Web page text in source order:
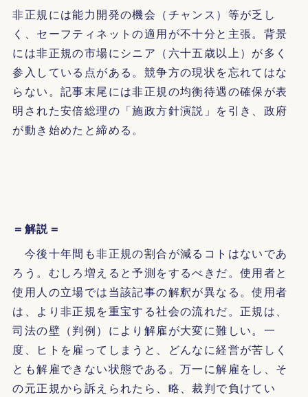
非正規には能力開発の機会（チャンス）等が乏し
く、セーフティネットの適用が不十分と主張。背景
には非正規の市場にシニア（六十五歳以上）が多く
参入している点がある。競争方の現状を忘れてはな
らない。記事末尾には非正規の均衡待遇の確保が表
明された安倍総理の「施政方針演説」を引き、政府
が動き始めたと締める。
＝解説＝
今後十年間も非正規の割合が減るコトはないであ
ろう。むしろ増えると予測をするべきだ。使用者と
使用人の立場では当該記事の解釈が異なる。使用者
は、より非正規を重宝する社会の流れだ。正規は、
司法の壁（判例）により解雇が大変に難しい。一
度、ヒトを雇ってしまうと、どんなに経営が苦しく
とも解雇できない状態である。万一に解雇をし、そ
の元正規から訴えられたら、略、裁判で負けてい